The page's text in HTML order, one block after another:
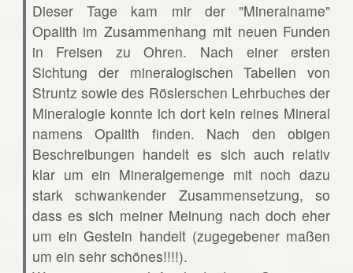
Dieser Tage kam mir der "Mineralname"
Opalith im Zusammenhang mit neuen Funden
in Freisen zu Ohren. Nach einer ersten
Sichtung der mineralogischen Tabellen von
Struntz sowie des Röslerschen Lehrbuches der
Mineralogie konnte ich dort kein reines Mineral
namens Opalith finden. Nach den obigen
Beschreibungen handelt es sich auch relativ
klar um ein Mineralgemenge mit noch dazu
stark schwankender Zusammensetzung, so
dass es sich meiner Meinung nach doch eher
um ein Gestein handelt (zugegebener maßen
um ein sehr schönes!!!!).